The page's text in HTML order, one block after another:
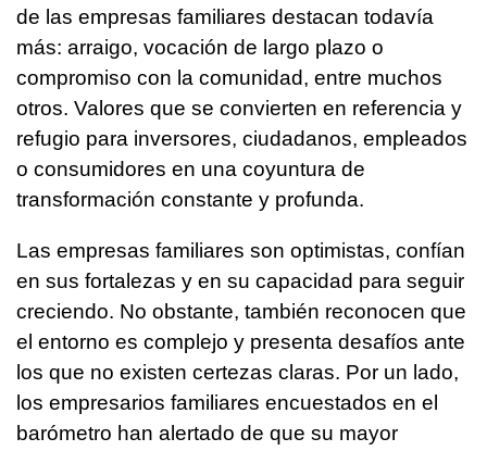
de las empresas familiares destacan todavía
más: arraigo, vocación de largo plazo o
compromiso con la comunidad, entre muchos
otros. Valores que se convierten en referencia y
refugio para inversores, ciudadanos, empleados
o consumidores en una coyuntura de
transformación constante y profunda.
Las empresas familiares son optimistas, confían
en sus fortalezas y en su capacidad para seguir
creciendo. No obstante, también reconocen que
el entorno es complejo y presenta desafíos ante
los que no existen certezas claras. Por un lado,
los empresarios familiares encuestados en el
barómetro han alertado de que su mayor